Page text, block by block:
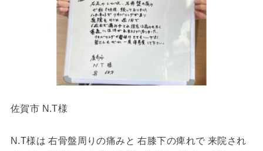
佐賀市 N.T様
N.T様は 右骨盤周りの痛みと 右膝下の痺れで 来院され